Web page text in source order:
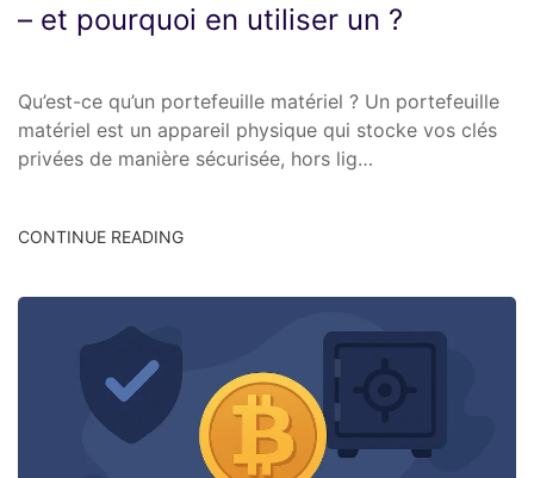
– et pourquoi en utiliser un ?
Qu’est-ce qu’un portefeuille matériel ? Un portefeuille
matériel est un appareil physique qui stocke vos clés
privées de manière sécurisée, hors lig…
CONTINUE READING